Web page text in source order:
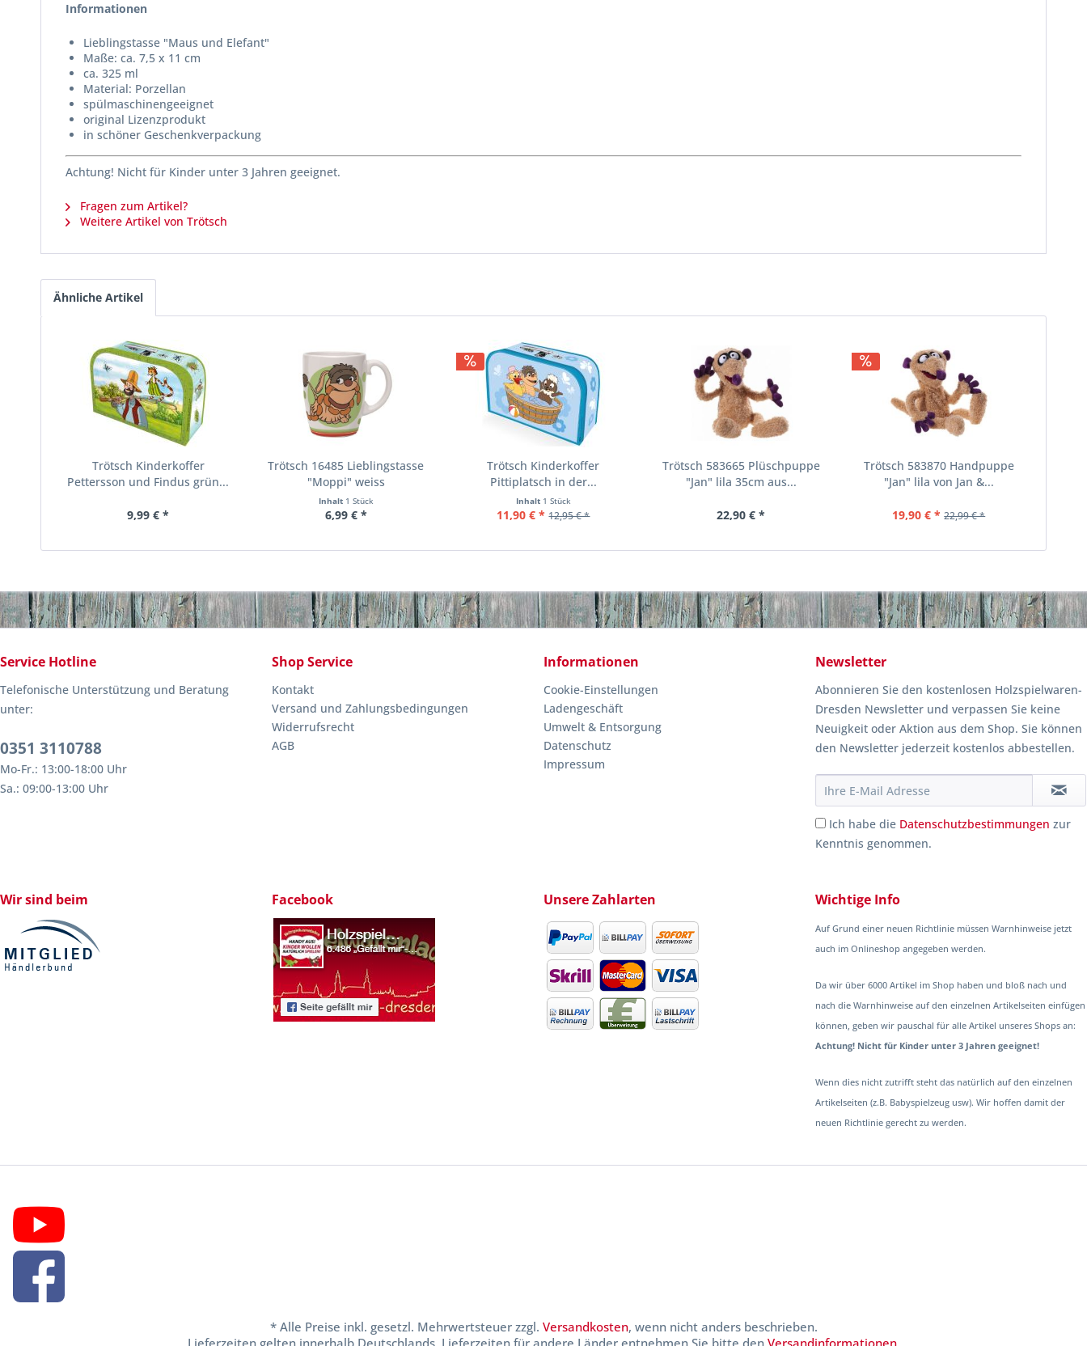
Informationen
Lieblingstasse "Maus und Elefant"
Maße: ca. 7,5 x 11 cm
ca. 325 ml
Material: Porzellan
spülmaschinengeeignet
original Lizenzprodukt
in schöner Geschenkverpackung
Achtung! Nicht für Kinder unter 3 Jahren geeignet.
Fragen zum Artikel?
Weitere Artikel von Trötsch
Ähnliche Artikel
Trötsch Kinderkoffer
Pettersson und Findus grün...
9,99 € *
Trötsch 16485 Lieblingstasse
"Moppi" weiss
Inhalt 1 Stück
6,99 € *
Trötsch Kinderkoffer
Pittiplatsch in der...
Inhalt 1 Stück
11,90 € * 12,95 € *
Trötsch 583665 Plüschpuppe
"Jan" lila 35cm aus...
22,90 € *
Trötsch 583870 Handpuppe
"Jan" lila von Jan &...
19,90 € * 22,99 € *
Service Hotline
Telefonische Unterstützung und Beratung
unter:
0351 3110788
Mo-Fr.: 13:00-18:00 Uhr
Sa.: 09:00-13:00 Uhr
Shop Service
Kontakt
Versand und Zahlungsbedingungen
Widerrufsrecht
AGB
Informationen
Cookie-Einstellungen
Ladengeschäft
Umwelt & Entsorgung
Datenschutz
Impressum
Newsletter
Abonnieren Sie den kostenlosen Holzspielwaren-
Dresden Newsletter und verpassen Sie keine
Neuigkeit oder Aktion aus dem Shop. Sie können
den Newsletter jederzeit kostenlos abbestellen.
Ich habe die Datenschutzbestimmungen zur
Kenntnis genommen.
Wir sind beim Facebook Unsere Zahlarten Wichtige Info
Auf Grund einer neuen Richtlinie müssen Warnhinweise jetzt
auch im Onlineshop angegeben werden.
Da wir über 6000 Artikel im Shop haben und bloß nach und
nach die Warnhinweise auf den einzelnen Artikelseiten einfügen
können, geben wir pauschal für alle Artikel unseres Shops an:
Achtung! Nicht für Kinder unter 3 Jahren geeignet!
Wenn dies nicht zutrifft steht das natürlich auf den einzelnen
Artikelseiten (z.B. Babyspielzeug usw). Wir hoffen damit der
neuen Richtlinie gerecht zu werden.
* Alle Preise inkl. gesetzl. Mehrwertsteuer zzgl. Versandkosten, wenn nicht anders beschrieben.